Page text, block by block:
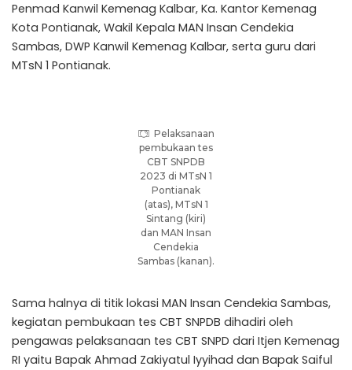
Penmad Kanwil Kemenag Kalbar, Ka. Kantor Kemenag
Kota Pontianak, Wakil Kepala MAN Insan Cendekia
Sambas, DWP Kanwil Kemenag Kalbar, serta guru dari
MTsN 1 Pontianak.
Pelaksanaan
pembukaan tes
CBT SNPDB
2023 di MTsN 1
Pontianak
(atas), MTsN 1
Sintang (kiri)
dan MAN Insan
Cendekia
Sambas (kanan).
Sama halnya di titik lokasi MAN Insan Cendekia Sambas,
kegiatan pembukaan tes CBT SNPDB dihadiri oleh
pengawas pelaksanaan tes CBT SNPD dari Itjen Kemenag
RI yaitu Bapak Ahmad Zakiyatul Iyyihad dan Bapak Saiful